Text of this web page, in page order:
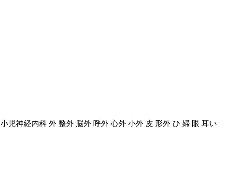
児神経内科 外 整外 脳外 呼外 心外 小外 皮 形外 ひ 婦 眼 耳い